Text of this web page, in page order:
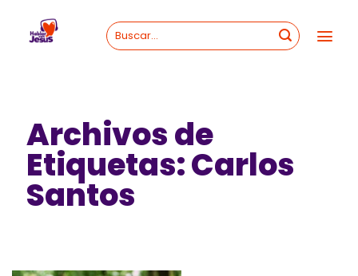
content
Archivos de
Etiquetas:Carlos
Santos